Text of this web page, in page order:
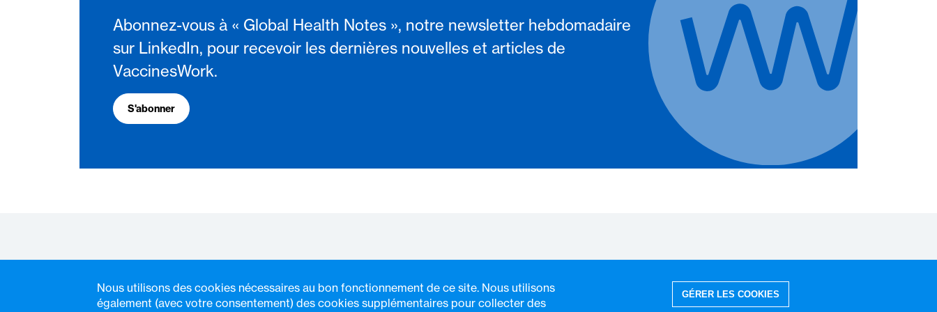
Abonnez-vous à « Global Health Notes », notre newsletter hebdomadaire
sur LinkedIn, pour recevoir les dernières nouvelles et articles de
VaccinesWork.
S'abonner
© VaccinesWork. Tous droits réservés.
Nous utilisons des cookies nécessaires au bon fonctionnement de ce site. Nous utilisons
également (avec votre consentement) des cookies supplémentaires pour collecter des
GÉRER LES COOKIES